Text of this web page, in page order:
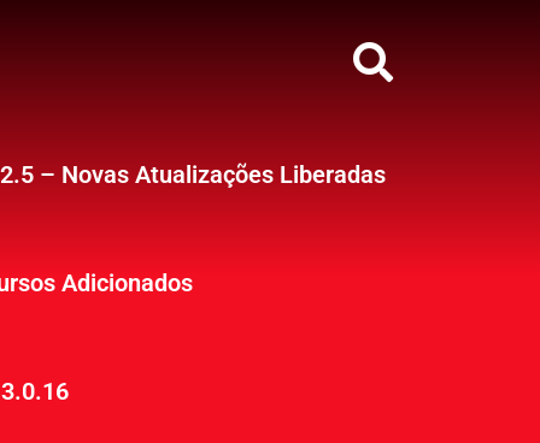
– Novas Atualizações Liberadas
Adicionados